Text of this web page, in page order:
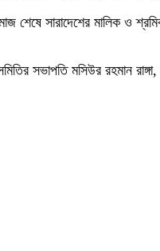
শেষে সারাদেশের মালিক ও
সভাপতি মসিউর রহমান